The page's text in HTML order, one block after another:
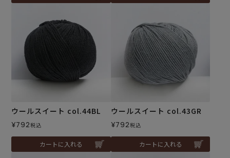
ウールスイート col.44BL
¥792税込
カートに入れる
ウールスイート col.43GR
¥792税込
カートに入れる